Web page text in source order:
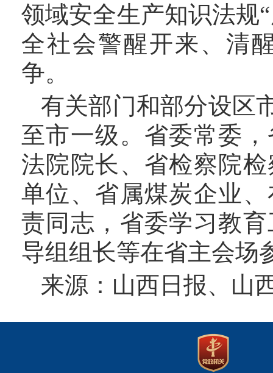
领域安全生产知识法规
全社会警醒开来、清
争。
有关部门和部分设区
至市一级。省委常委
法院院长、省检察院
单位、省属煤炭企业
责同志，省委学习教
导组组长等在省主会场
来源：山西日报、山